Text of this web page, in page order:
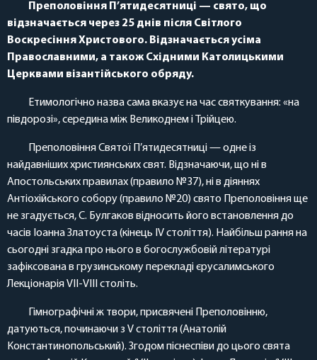
Преполовіння П’ятидесятниці — свято, що
відзначається через 25 днів після Світлого
Воскресіння Христового. Відзначається усіма
Православними, а також Східними Католицькими
Церквами візантійського обряду.
Етимологічно назва сама вказує на час святкування: «на
півдорозі», середина між Великоднем і Трійцею.
Преполовіння Святої П’ятидесятниці — одне із
найдавніших християнських свят. Відзначаючи, що ні в
Апостольських правилах (правило №37), ні в діяннях
Антіохійського собору (правило №20) свято Преполовіння ще
не згадується, С. Булгаков відносить його встановлення до
часів Іоанна Златоуста (кінець IV століття). Найбільш рання на
сьогодні згадка про нього в богослужбовій літературі
зафіксована в грузинському перекладі єрусалимського
Лекціонарія VII-VIII століть.
Гімнографічні ж твори, присвячені Преполовінню,
датуються, починаючи з V століття (Анатолій
Константинопольський). Згодом піснеспіви до цього свята